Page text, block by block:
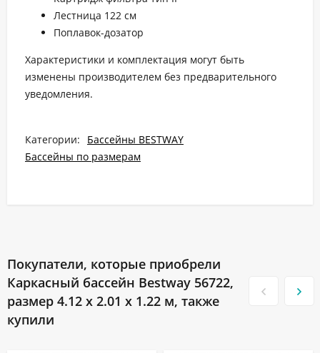
Лестница 122 см
Поплавок-дозатор
Характеристики и комплектация могут быть
изменены производителем без предварительного
уведомления.
Категории:
Бассейны BESTWAY
Бассейны по размерам
Покупатели, которые приобрели
Каркасный бассейн Bestway 56722,
размер 4.12 x 2.01 x 1.22 м, также
купили